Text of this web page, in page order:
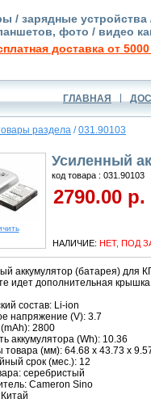
/ зарядные
фото / видео
доставка от
ГЛАВНАЯ
раздела /031.90103
Усиленный
код товара : 031.90103
2790.00 р.
НАЛИЧИЕ: НЕТ, ПОД
аккумулятор (батарея) для
идет дополнительная
состав: Li-ion
напряжение (V): 3.7
(mAh): 2800
аккумулятора (Wh): 10.36
товара (мм): 64.68 x 43.73 x
срок (мес.): 12
серебристый
Cameron Sino